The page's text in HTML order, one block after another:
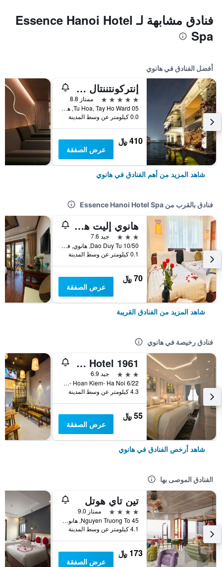
فنادق مشابهة لـ Essence Hanoi Hotel
Spa
أفضل الفنادق في هانوي
إنتركونتننتال هانوي يستليك
5 نجوم
ممتاز 8.8
05 Tu Hoa, Tay Ho Ward, هانوي, فيتنام
0.0 كيلومتر عن وسط المدينة
410 ﷼
عرض الصفقة
شاهد المزيد من أهم الفنادق في هانوي
فنادق بالقرب من Essence Hanoi Hotel Spa
هانوي إليت هوتل
3 نجوم
جيد 7.6
10/50 Dao Duy Tu, هانوي, فيتنام
0.1 كيلومتر عن وسط المدينة
70 ﷼
عرض الصفقة
شاهد المزيد من الفنادق القريبة
فنادق رخيصة في هانوي
Old Quarter Hotel 1961
3 نجوم
جيد 6.9
6/22 Hang Voi Street- Ly Thai To- Hoan Kiem- Ha Noi, هانوي, فيتنام
4.3 كيلومتر عن وسط المدينة
55 ﷼
عرض الصفقة
شاهد أرخص الفنادق في هانوي
الفنادق الموصى بها
تين تاي هوتل
4 نجوم
ممتاز 9.0
45 Nguyen Truong To, هانوي, فيتنام
4.1 كيلومتر عن وسط المدينة
173 ﷼
عرض الصفقة